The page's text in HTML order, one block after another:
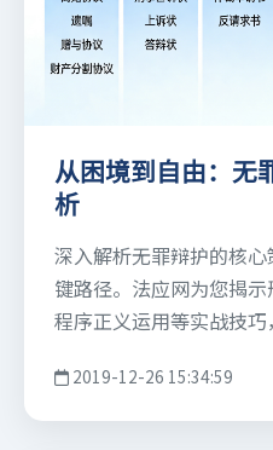
从困境到自由：无
析
深入解析无罪辩护的核
键路径。法应网为您揭示
程序正义运用等实战技巧
2019-12-26 15:34:59